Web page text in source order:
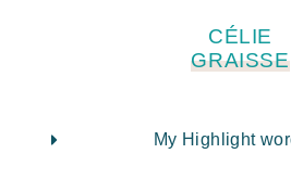
CÉLIE
GRAISSE
My Highlight